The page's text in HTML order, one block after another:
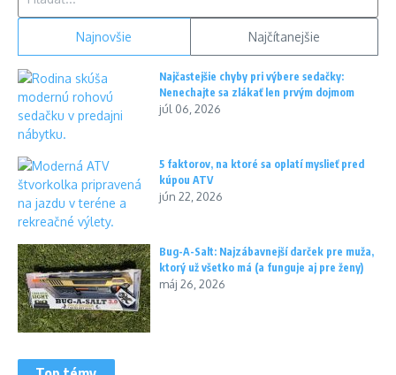
Najnovšie Najčítanejšie
Najčastejšie chyby pri výbere sedačky:
Nenechajte sa zlákať len prvým dojmom
júl 06, 2026
5 faktorov, na ktoré sa oplatí myslieť pred
kúpou ATV
jún 22, 2026
Bug-A-Salt: Najzábavnejší darček pre muža,
ktorý už všetko má (a funguje aj pre ženy)
máj 26, 2026